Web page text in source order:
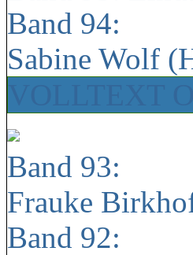
Band 94:
Sabine Wolf
Band 93:
Frauke
Band 92: